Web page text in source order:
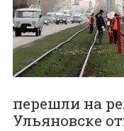
перешли на
Ульяновске